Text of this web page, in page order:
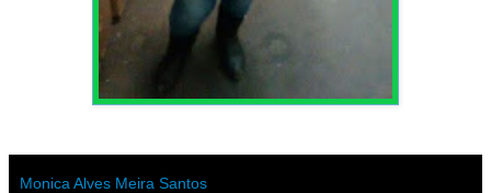
Monica Alves Meira Santos